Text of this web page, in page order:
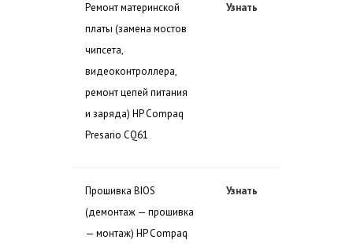
Ремонт материнской
платы (замена мостов
чипсета,
видеоконтроллера,
ремонт цепей питания
и заряда) HP Compaq
Presario CQ61
Узнать
Прошивка BIOS
(демонтаж — прошивка
— монтаж) HP Compaq
Узнать